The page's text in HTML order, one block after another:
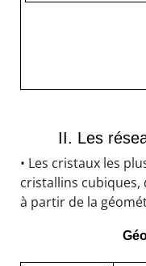
II. Les
• Les cristaux les
cristallins
à partir de la